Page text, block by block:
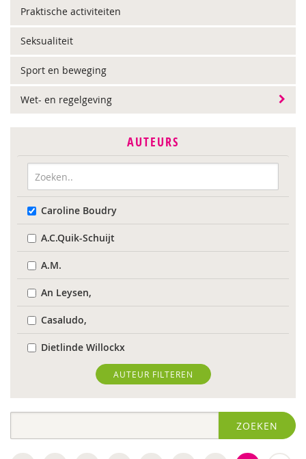
Praktische activiteiten
Seksualiteit
Sport en beweging
Wet- en regelgeving
AUTEURS
Caroline Boudry
A.C.Quik-Schuijt
A.M.
An Leysen,
Casaludo,
Dietlinde Willockx
Landelijk Kenniscentrum LVB
Respect Foundation
AUTEUR FILTEREN
ZOEKEN